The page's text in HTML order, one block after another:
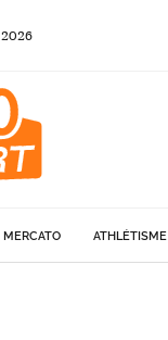
2026
MERCATO ATHLÉTISME